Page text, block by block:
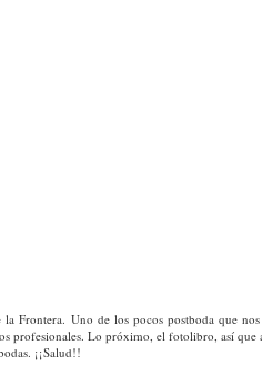
Frontera. Uno de los pocos postboda que
profesionales. Lo próximo, el fotolibro, así que
¡¡Salud!!